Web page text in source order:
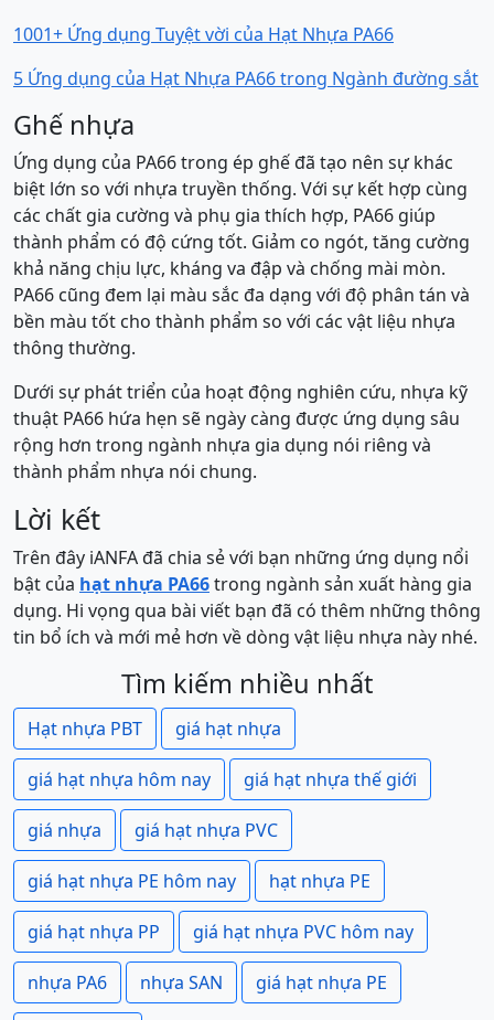
1001+ Ứng dụng Tuyệt vời của Hạt Nhựa PA66
5 Ứng dụng của Hạt Nhựa PA66 trong Ngành đường sắt
Ghế nhựa
Ứng dụng của PA66 trong ép ghế đã tạo nên sự khác
biệt lớn so với nhựa truyền thống. Với sự kết hợp cùng
các chất gia cường và phụ gia thích hợp, PA66 giúp
thành phẩm có độ cứng tốt. Giảm co ngót, tăng cường
khả năng chịu lực, kháng va đập và chống mài mòn.
PA66 cũng đem lại màu sắc đa dạng với độ phân tán và
bền màu tốt cho thành phẩm so với các vật liệu nhựa
thông thường.
Dưới sự phát triển của hoạt động nghiên cứu, nhựa kỹ
thuật PA66 hứa hẹn sẽ ngày càng được ứng dụng sâu
rộng hơn trong ngành nhựa gia dụng nói riêng và
thành phẩm nhựa nói chung.
Lời kết
Trên đây iANFA đã chia sẻ với bạn những ứng dụng nổi
bật của hạt nhựa PA66trong ngành sản xuất hàng gia
dụng. Hi vọng qua bài viết bạn đã có thêm những thông
tin bổ ích và mới mẻ hơn về dòng vật liệu nhựa này nhé.
Tìm kiếm nhiều nhất
Hạt nhựa PBT giá hạt nhựa
giá hạt nhựa hôm nay giá hạt nhựa thế giới
giá nhựa giá hạt nhựa PVC
giá hạt nhựa PE hôm nay hạt nhựa PE
giá hạt nhựa PP giá hạt nhựa PVC hôm nay
nhựa PA6 nhựa SAN giá hạt nhựa PE